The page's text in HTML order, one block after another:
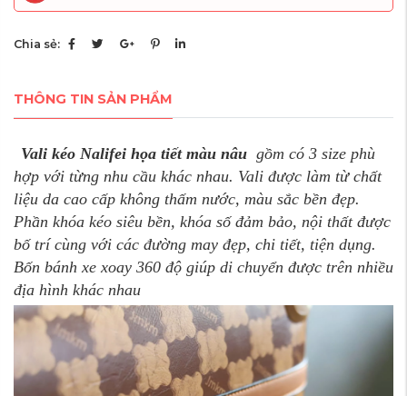
Chia sẻ:
THÔNG TIN SẢN PHẨM
Vali kéo Nalifei họa tiết màu nâu gồm có 3 size phù
hợp với từng nhu cầu khác nhau. Vali được làm từ chất
liệu da cao cấp không thấm nước, màu sắc bền đẹp.
Phần khóa kéo siêu bền, khóa số đảm bảo, nội thất được
bố trí cùng với các đường may đẹp, chi tiết, tiện dụng.
Bốn bánh xe xoay 360 độ giúp di chuyển được trên nhiều
địa hình khác nhau